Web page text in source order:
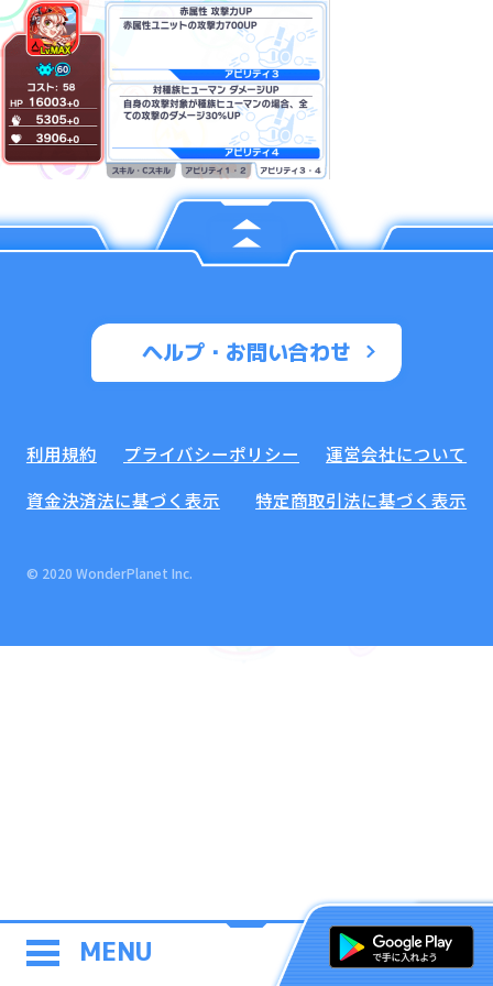
MENU
ヘルプ・お問い合わせ
利用規約 プライバシーポリシー
運営会社について
資金決済法に基づく表示
特定商取引法に基づく表示
© 2020 WonderPlanet Inc.